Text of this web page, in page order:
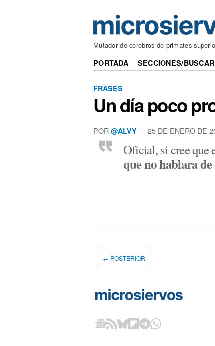
Mutador de cerebros de primates
PORTADA SECCIONES/BUSCAR
FRASES
Un día poco
POR @ALVY — 25 DE ENERO DE
Oficial, si cree que
que no hablara de
← POSTERIOR